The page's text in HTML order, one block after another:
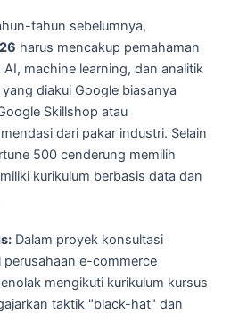
tahun sebelumnya,
harus mencakup pemahaman
machine learning, dan analitik
diakui Google biasanya
Skillshop atau
dari pakar industri. Selain
500 cenderung memilih
kurikulum berbasis data dan
Dalam proyek konsultasi
perusahaan e-commerce
mengikuti kurikulum kursus
taktik "black-hat" dan